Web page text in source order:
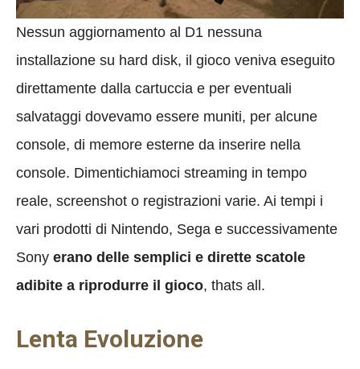
Nessun aggiornamento al D1 nessuna
installazione su hard disk, il gioco veniva eseguito
direttamente dalla cartuccia e per eventuali
salvataggi dovevamo essere muniti, per alcune
console, di memore esterne da inserire nella
console. Dimentichiamoci streaming in tempo
reale, screenshot o registrazioni varie. Ai tempi i
vari prodotti di Nintendo, Sega e successivamente
Sony erano delle semplici e dirette scatole
adibite a riprodurre il gioco, thats all.
Lenta Evoluzione